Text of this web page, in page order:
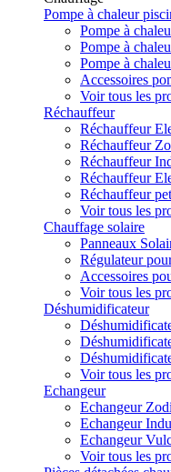
Pompe à chaleur
Pompe à
Pompe à
Pompe à
Accessoires
Voir tous les
Réchauffeur
Réchauffeur
Réchauffeur
Réchauffeur
Réchauffeur
Réchauffeur
Voir tous les
Chauffage solaire
Panneaux
Régulateur
Accessoires
Voir tous les
Déshumidificateur
Voir tous les
Echangeur
Echangeur
Echangeur
Echangeur
Voir tous les